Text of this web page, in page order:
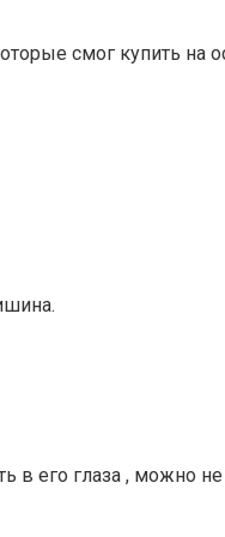
смог купить на
в его глаза , можно